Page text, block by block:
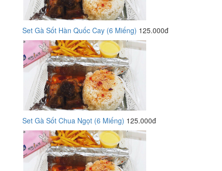
Set Gà Sốt Hàn Quốc Cay (6 Miếng) 125.000đ
Set Gà Sốt Chua Ngọt (6 Miếng) 125.000đ